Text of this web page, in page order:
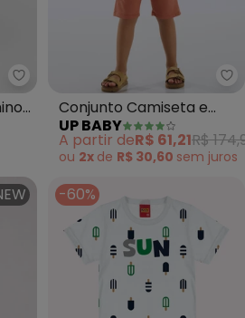
Brandili - Conjunto Infantil
Conjunto Camiseta e
Bermuda (Branco)
UP BABY
A partir deR$ 61,21R$
ou 2x de R$ 30,60 sem juros
-60%